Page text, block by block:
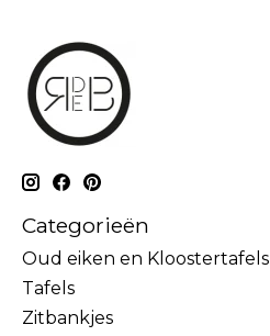
Categorieën
Oud eiken en Kloostertafels
Tafels
Zitbankjes